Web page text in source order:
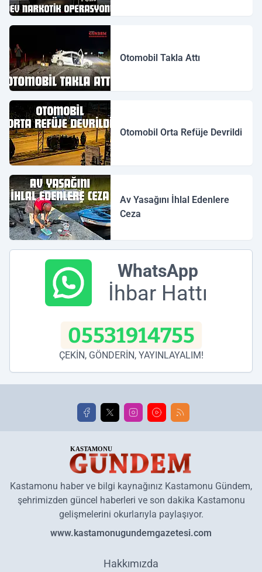
Otomobil Takla Attı
Otomobil Orta Refüje Devrildi
Av Yasağını İhlal Edenlere
Ceza
WhatsApp
İhbar Hattı
05531914755
ÇEKİN, GÖNDERİN, YAYINLAYALIM!
Kastamonu haber ve bilgi kaynağınız Kastamonu Gündem,
şehrimizden güncel haberleri ve son dakika Kastamonu
gelişmelerini okurlarıyla paylaşıyor.
www.kastamonugundemgazetesi.com
Hakkımızda